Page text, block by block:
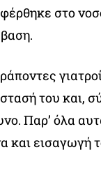
στο
του και,
Παρ’ όλα
και εισαγωγή